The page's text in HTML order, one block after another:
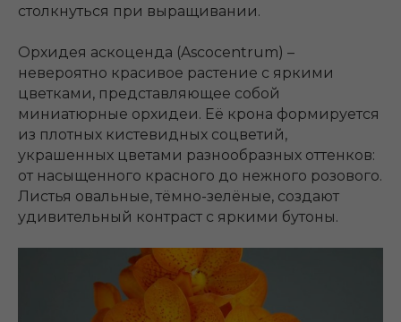
столкнуться при выращивании.
Орхидея аскоценда (Ascocentrum) –
невероятно красивое растение с яркими
цветками, представляющее собой
миниатюрные орхидеи. Её крона формируется
из плотных кистевидных соцветий,
украшенных цветами разнообразных оттенков:
от насыщенного красного до нежного розового.
Листья овальные, тёмно-зелёные, создают
удивительный контраст с яркими бутоны.